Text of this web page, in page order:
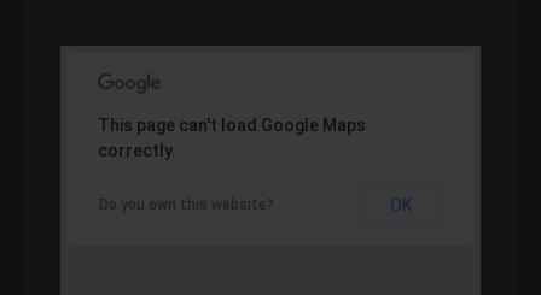
This page can't load Google Maps
correctly.
Do you own this website? OK